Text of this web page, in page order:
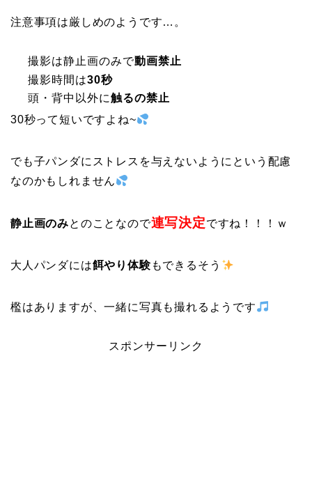
注意事項は厳しめのようです…。
撮影は静止画のみで動画禁止
撮影時間は30秒
頭・背中以外に触るの禁止
30秒って短いですよね~
でも子パンダにストレスを与えないようにという配慮
なのかもしれません
静止画のみとのことなので連写決定ですね！！！ｗ
大人パンダには餌やり体験もできるそう
檻はありますが、一緒に写真も撮れるようです
スポンサーリンク